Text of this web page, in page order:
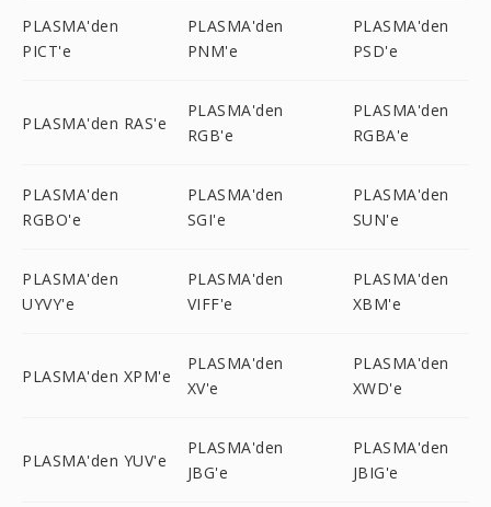
PLASMA'den
PICT'e
PLASMA'den
PNM'e
PLASMA'den
PSD'e
PLASMA'den RAS'e
PLASMA'den
RGB'e
PLASMA'den
RGBA'e
PLASMA'den
RGBO'e
PLASMA'den
SGI'e
PLASMA'den
SUN'e
PLASMA'den
UYVY'e
PLASMA'den
VIFF'e
PLASMA'den
XBM'e
PLASMA'den XPM'e
PLASMA'den
XV'e
PLASMA'den
XWD'e
PLASMA'den YUV'e
PLASMA'den
JBG'e
PLASMA'den
JBIG'e